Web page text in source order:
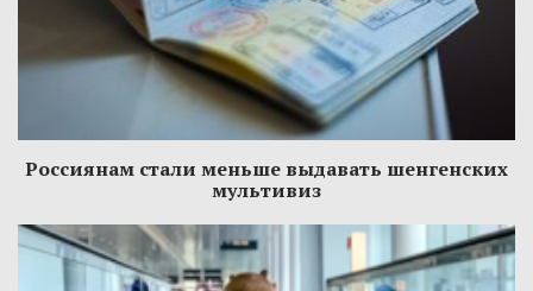
Россиянам стали меньше выдавать шенгенских
мультивиз